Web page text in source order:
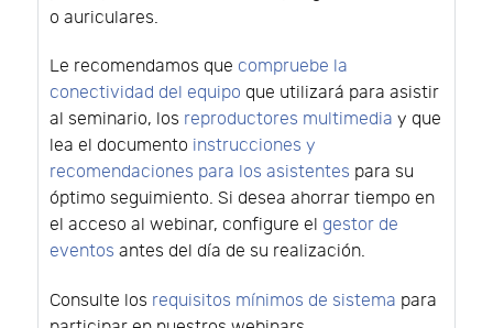
o auriculares.
Le recomendamos que compruebe la
conectividad del equipo que utilizará para asistir
al seminario, los reproductores multimedia y que
lea el documento instrucciones y
recomendaciones para los asistentes para su
óptimo seguimiento. Si desea ahorrar tiempo en
el acceso al webinar, configure el gestor de
eventos antes del día de su realización.
Consulte los requisitos mínimos de sistema para